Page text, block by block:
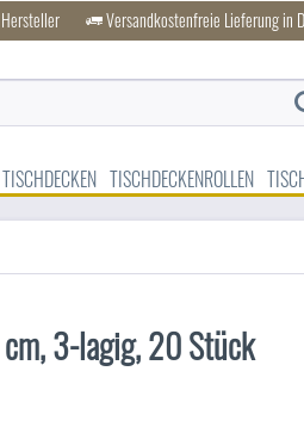
Versandkostenfreie Lieferung in
TISCHDECKEN TISCHDECKENROLLEN
3-lagig, 20 Stück